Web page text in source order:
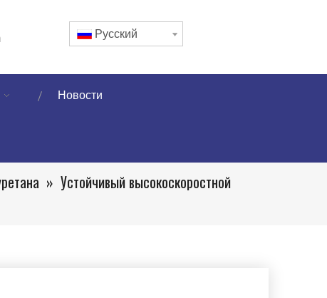
Pусский
Новости
» Устойчивый высокоскоростной